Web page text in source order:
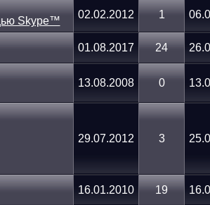
02.02.2012 1
01.08.2017 24
13.08.2008 0
29.07.2012 3
16.01.2010 19